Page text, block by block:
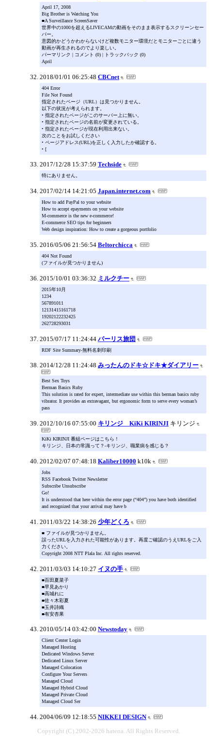
April 17, 2008
Big Brother is Watching You
■A Surveillance ScreenSaver
世界中の1000を超えるLIVECAMの動画をそのまま表示するスクリーンセー
バー。
意図的かどうかわからないけど複数モニター環境だとモニターごとに違う
動画が再生されるのでより楽しい。
パーマリンク | コメント (0) | トラックバック (0)
April
2018/01/01 06:25:48 CBCnet
404 Error
File Not Found
指定されたページ（URL）は見つかりません。
以下の状況が考えられます。
• 指定されたページがこのサーバー上に無い。
• 指定されたページの名前が変更されている。
• 指定されたページが現在利用出来ない。
次のことをお試しください
• ページアドレス(URL)を正しく入力したか確認する。
• [
2017/12/28 15:37:59 Techside
特にありません。
2017/02/14 14:21:05 Japan.internet.com
How to add PayPal to your website
How to accept epayments on your website
M-commerce is the new e-commerce!
E-commerce SEO tips for beginners
Web design inspiration: How to create a gorgeous portfolio
2016/05/06 21:56:54 Beltorchicca
404 Not Found
(ファイルが見つかりません)
2015/10/01 03:36:32 ミルクチー
2015年10月
1234
567891011
12131415161718
19202122232425
262728293031
2015/07/17 11:24:44 パーリス旅団
RDF Site Summary-無料名刺印刷
2014/12/28 11:24:48 みったんのドキ☆ドキ★ダイアリー
Best Sex Toys
Berman Basics Ruby
This solution is rated for expert, intermediate use within this berman basics ruby
vibrator. It provides an extravagant, but ergonomic form to serve every woman’s
pass
2012/10/16 07:55:00 キリンジ KiKi KIRINJI キリンジ
KiKi KIRINJI 番組ページはこちら！
キリンジ、日本の常識って？-キリンジ、職業病を感じる？
2012/02/07 07:48:18 Kaliber10000 k10k
Jobs
RSS Facebook Twitter Newsletter
Subscribe Unsubscribe
Go!
It is understood that here within the error page (“404”) you have both identified
and recognized that your arrival may have b
2011/03/22 14:38:26 少年どくろ
■ ファイルが見つかりません。
誤ったURLを入力された可能性があります。再度ご確認のうえURLをご入
力ください。
Copyright 2008 NTT Plala Inc. All rights reserved.
2011/03/03 14:10:27 イヌの手
■百田夏菜子
■早見あかり
■高城れに
■佐々木彩夏
■玉井詩織
■有安杏果
2010/05/14 03:42:00 Newstoday
Client Center Login
Managed Hosting
Dedicated Windows Server
Dedicated Linux Server
Managed Colocation
Configure Your Servers
Managed Cloud
Managed Hybrid Cloud
Managed Private Cloud
Managed Cloud Ser
2004/06/09 12:18:55 NIKKEI DESIGN
Copyright (C) 2002-2026 hatena. All Rights Reserved.